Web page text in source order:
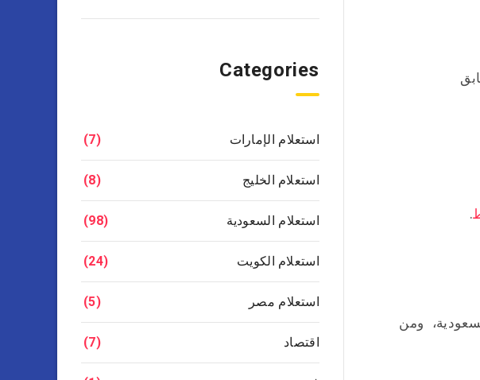
.
ومن
Categories
استعلام الإمارات (7)
استعلام الخليج (8)
استعلام السعودية (98)
استعلام الكويت (24)
استعلام مصر (5)
اقتصاد (7)